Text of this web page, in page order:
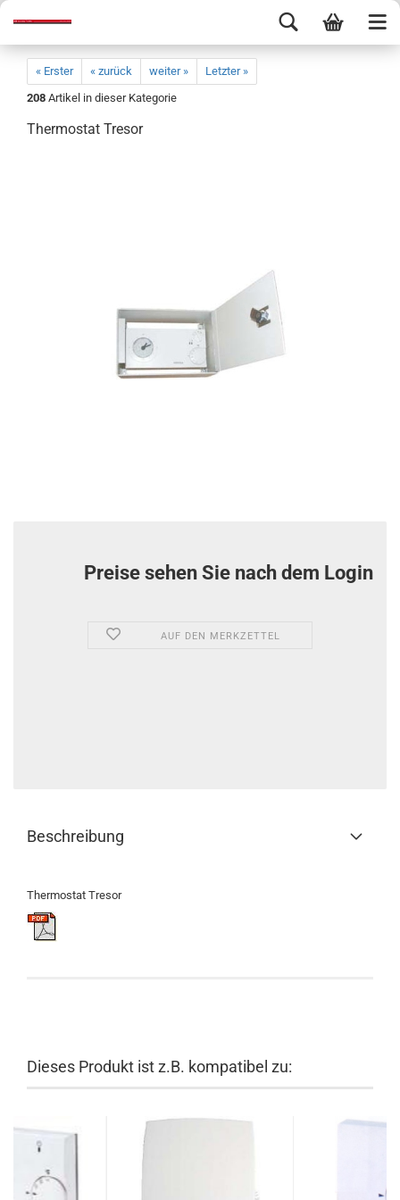
« Erster « zurück weiter »
Letzter »
208 Artikel in dieser Kategorie
Thermostat Tresor
Preise sehen Sie nach dem Login
AUF DEN MERKZETTEL
Beschreibung
Thermostat Tresor
Dieses Produkt ist z.B. kompatibel zu: